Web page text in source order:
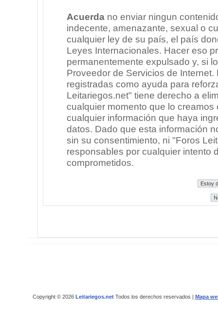
Acuerdano enviar ningun
indecente, amenazante, sexual o
cualquier ley de su país, el país
Leyes Internacionales. Hacer eso
permanentemente expulsado y, si
Proveedor de Servicios de
registradas como ayuda para
Leitariegos.net" tiene derecho a
cualquier momento que lo
cualquier información que haya
datos. Dado que esta información
sin su consentimiento, ni "Foros
responsables por cualquier intento
comprometidos.
Copyright © 2026 Leitariegos.netTodos los derechos reservados | Mapa